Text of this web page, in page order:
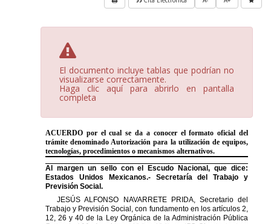
El documento incluye tablas que podrían no
visualizarse correctamente.
Haga clic aquí para abrirlo en pantalla
completa